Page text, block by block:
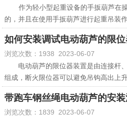
13、在常温下使用的钢丝绳每一周至少
（如硬毛刷或光滑洁净的木板）把润滑
天气温较低时，须将润滑油脂加热。
14、交接班时应检查钢丝绳是否弯曲，
转，表面有无扭转的征兆，绳股及个别
牢固，钢丝绳是否清洁，润滑油是否足
15、防爆电动葫芦在工作时，严禁载荷
产生变形。
16、在使用过程中，如发现不良故障时
17、当防爆电动葫芦使用完毕后，应停
（4）外形小巧、美观、不生锈。
（5）铝制外壳，散热条件好，温升低，
行。
（6）节能。采用圆柱电机、直流电磁制
转子电机高11.5%以上。
（7）制动器动作响应快，电动葫芦制动
（8）电机起、制动平稳，噪声小。
（9）绝缘等级和防护等级高，环境适应
靠。防爆灯具是否按规定保持其防爆结
面温度要求不超过规定值。
（5）起重机运行中发现下列情况，司
通知人员检查处理。
①电容器自身发热耗损（即介质耗损）
高10%，其发热损耗则增加21%，电容
炸。
②容电器是否需要投退、投退量多少，
大小来决定的。运行则要保持功率因数
的）。
③对全厂月平均功率因数，低压计费的
在0.95以上，否则罚款。每月底值班电
为多少。
④中午、晚上、夜间非生产时间，要按
作为轻小型起重设备的手扳葫芦在
的，并且在使用手扳葫芦进行起重吊装
大的不同，这要基于两者的外观结构和
造就来带大家了解一下关于手扳葫芦的操
清楚，手扳葫芦的驱动方式是通过手持
的，但是在反复的按压过程中会面临这
于悬挂状态，在按压手柄的时候会施加
手扳葫芦一起摆动，影响到起重作业，
么这种情况该如何解决呢？
其实关于手扳葫芦在驱动时摆动的
如何安装调试电动葫芦的限位
浏览次数：1938 2023-06-07
电动葫芦的限位器装置是由连接杆、
组成，断火限位器可以避免吊钩高出上
冲顶、钢丝绳断裂的故障，保障设备的
发挥断火限位器的保护功能，那么我们
位器呢？
带跑车钢丝绳电动葫芦的安
浏览次数：1839 2023-06-07